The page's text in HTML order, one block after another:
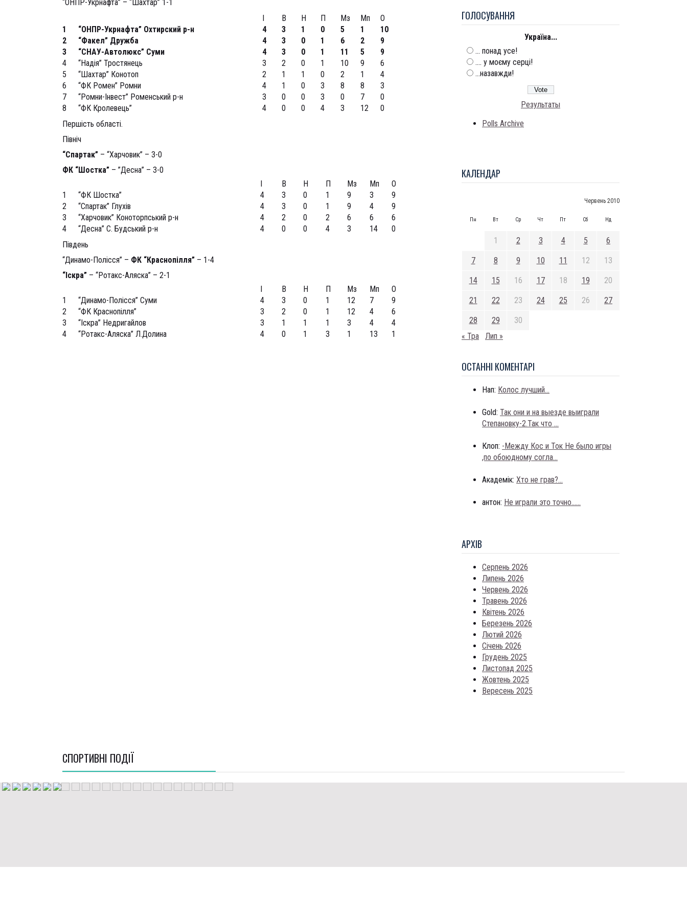
ГОЛОСУВАННЯ
Україна...
... понад усе!
.... у моєму серці!
...назавжди!
Результаты
Polls Archive
КАЛЕНДАР
Червень 2010
Пн Вт Ср Чт Пт Сб Нд
1 2 3 4 5 6
7 8 9 10 11 12 13
14 15 16 17 18 19 20
21 22 23 24 25 26 27
28 29
30
« Тра
Лип »
ОСТАННI КОМЕНТАРI
Нап: Колос лучший...
Gold: Так они и на выезде выиграли
Степановку-2.Так что ...
Клоп: -Между Кос и Ток Не было игры
,по обоюдному согла...
Академік: Хто не грав?...
антон: Не играли это точно......
АРХIВ
Серпень 2026
Липень 2026
Червень 2026
Травень 2026
Квітень 2026
Березень 2026
Лютий 2026
Січень 2026
Грудень 2025
Листопад 2025
Жовтень 2025
Вересень 2025
“ОНПР-Укрнафта” – “Шахтар” 1-1
І
В Н П Мз Мп
О
1
“ОНПР-Укрнафта” Охтирский р-н 4 3 1 0 5 1
10
2
“Факел” Дружба 4 3 0 1 6 2
9
3
“СНАУ-Автолюкс” Суми 4 3 0 1 11 5
9
4
“Надія” Тростянець 3 2 0 1 10 9
6
5
“Шахтар” Конотоп 2 1 1 0 2 1
4
6
“ФК Ромен” Ромни 4 1 0 3 8 8
3
7
“Ромни-Інвест” Роменський р-н 3 0 0 3 0 7
0
8
“ФК Кролевець” 4 0 0 4 3 12
0
Першість області.
Північ
“Спартак” – “Харчовик” – 3-0
ФК “Шостка” – ”Десна” – 3-0
І
В Н П Мз Мп
О
1
“ФК Шостка” 4 3 0 1 9 3
9
2
“Спартак” Глухів 4 3 0 1 9 4
9
3
“Харчовик” Коноторпський р-н 4 2 0 2 6 6
6
4
“Десна” С. Будський р-н 4 0 0 4 3 14
0
Південь
“Динамо-Полісся” – ФК “Краснопілля” – 1-4
“Іскра” – “Ротакс-Аляска” – 2-1
І
В Н П Мз Мп
О
1
“Динамо-Полісся” Суми 4 3 0 1 12 7
9
2
“ФК Краснопілля” 3 2 0 1 12 4
6
3
“Іскра” Недригайлов 3 1 1 1 3 4
4
4
“Ротакс-Аляска” Л.Долина 4 0 1 3 1 13 1
СПОРТИВНI ПОДІЇ